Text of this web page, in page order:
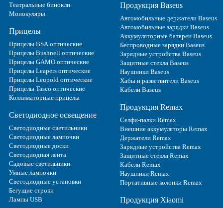
Театральные бинокли
Монокуляры
Прицелы
Прицелы BSA оптические
Прицелы Bushnell оптические
Прицелы GAMO оптические
Прицелы Leapers оптические
Прицелы Leupold оптические
Прицелы Tasco оптические
Коллиматорные прицелы
Светодиодное освещение
Светодиодные светильники
Светодиодные лампочки
Светодиодные доски
Светодиодная лента
Садовые светильники
Умные лампочки
Светодиодные установки
Бегущие строки
Лампы USB
Продукция Baseus
Автомобильные держатели Baseus
Автомобильные зарядки Baseus
Аккумуляторные батареи Baseus
Беспроводные зарядки Baseus
Зарядные устройства Baseus
Защитные стекла Baseus
Наушники Baseus
Хабы и разветвители Baseus
Кабели Baseus
Продукция Remax
Селфи-палки Remax
Внешние аккумуляторы Remax
Держатели Remax
Зарядные устройства Remax
Защитные стекла Remax
Кабели Remax
Наушники Remax
Портативные колонки Remax
Продукция Xiaomi